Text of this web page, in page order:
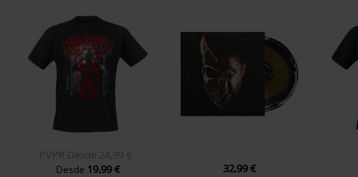
PVPR Desde 24,99 €
Desde 19,99 € 32,99 €